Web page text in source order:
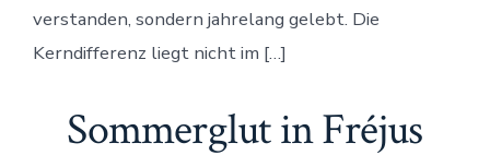
verstanden, sondern jahrelang gelebt. Die
Kerndifferenz liegt nicht im […]
Sommerglut in Fréjus